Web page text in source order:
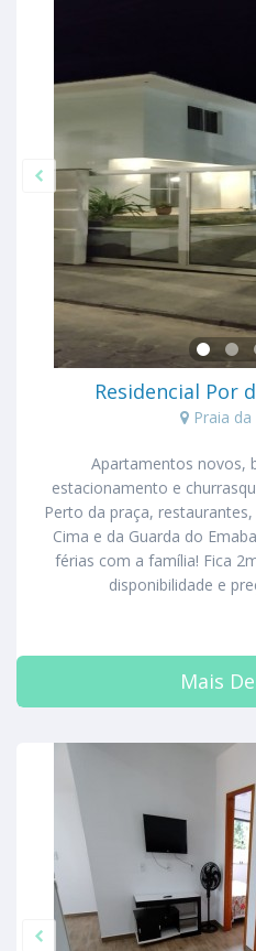
Residencial Por
Praia da
Apartamentos novos,
estacionamento e
Perto da praça,
Cima e da Guarda do
férias com a família! Fica
disponibilidade e
Mais